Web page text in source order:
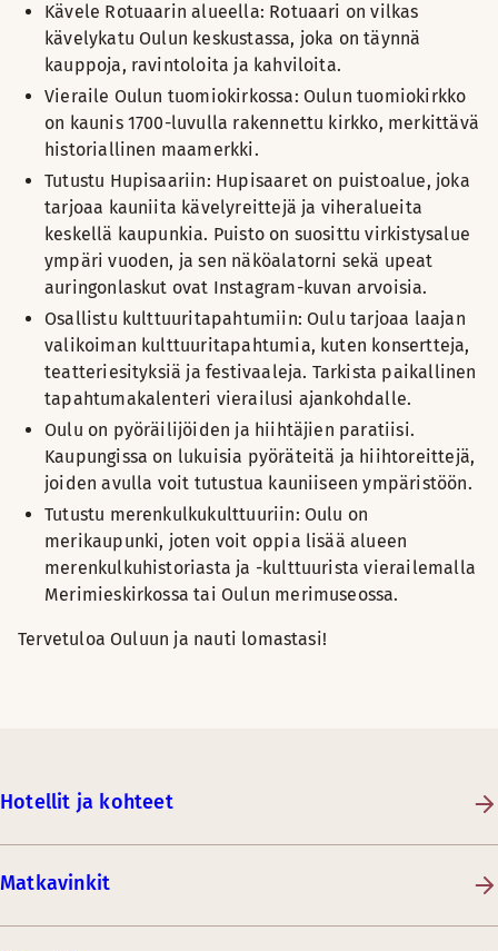
Kävele Rotuaarin alueella: Rotuaari on vilkas
kävelykatu Oulun keskustassa, joka on täynnä
kauppoja, ravintoloita ja kahviloita.
Vieraile Oulun tuomiokirkossa: Oulun tuomiokirkko
on kaunis 1700-luvulla rakennettu kirkko, merkittävä
historiallinen maamerkki.
Tutustu Hupisaariin: Hupisaaret on puistoalue, joka
tarjoaa kauniita kävelyreittejä ja viheralueita
keskellä kaupunkia. Puisto on suosittu virkistysalue
ympäri vuoden, ja sen näköalatorni sekä upeat
auringonlaskut ovat Instagram-kuvan arvoisia.
Osallistu kulttuuritapahtumiin: Oulu tarjoaa laajan
valikoiman kulttuuritapahtumia, kuten konsertteja,
teatteriesityksiä ja festivaaleja. Tarkista paikallinen
tapahtumakalenteri vierailusi ajankohdalle.
Oulu on pyöräilijöiden ja hiihtäjien paratiisi.
Kaupungissa on lukuisia pyöräteitä ja hiihtoreittejä,
joiden avulla voit tutustua kauniiseen ympäristöön.
Tutustu merenkulkukulttuuriin: Oulu on
merikaupunki, joten voit oppia lisää alueen
merenkulkuhistoriasta ja -kulttuurista vierailemalla
Merimieskirkossa tai Oulun merimuseossa.
Tervetuloa Ouluun ja nauti lomastasi!
Hotellit ja kohteet
Matkavinkit